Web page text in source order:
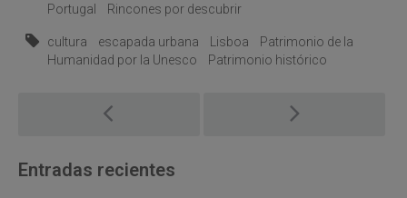
Portugal
Rincones por descubrir
cultura escapada urbana Lisboa
Patrimonio de la
Humanidad por la Unesco
Patrimonio histórico
navigation
Entradas recientes